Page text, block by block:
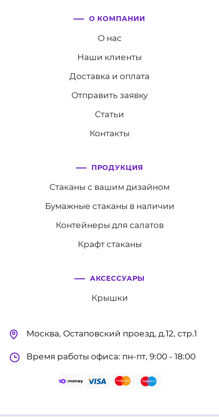
О КОМПАНИИ
О нас
Наши клиенты
Доставка и оплата
Отправить заявку
Статьи
Контакты
ПРОДУКЦИЯ
Стаканы с вашим дизайном
Бумажные стаканы в наличии
Контейнеры для салатов
Крафт стаканы
АКСЕССУАРЫ
Крышки
Москва, Остаповский проезд, д.12, стр.1
Время работы офиса: пн-пт, 9:00 - 18:00